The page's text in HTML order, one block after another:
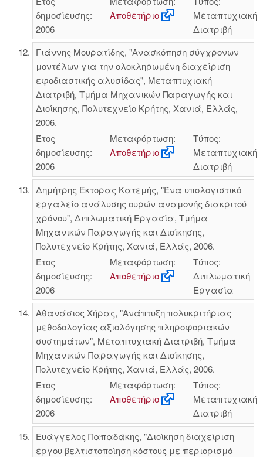
δημοσίευσης:
2006
Αποθετήριο
Μεταπτυχιακή
Διατριβή
Γιάννης Μουρατίδης, "Ανασκόπηση σύγχρονων
μοντέλων για την ολοκληρωμένη διαχείριση
εφοδιαστικής αλυσίδας", Μεταπτυχιακή
Διατριβή, Τμήμα Μηχανικών Παραγωγής και
Διοίκησης, Πολυτεχνείο Κρήτης, Χανιά, Ελλάς,
2006.
Έτος
δημοσίευσης:
2006
Μεταφόρτωση:
Αποθετήριο
Τύπος:
Μεταπτυχιακή
Διατριβή
Δημήτρης Έκτορας Κατεμής, "Ένα υπολογιστικό
εργαλείο ανάλυσης ουρών αναμονής διακριτού
χρόνου", Διπλωματική Εργασία, Τμήμα
Μηχανικών Παραγωγής και Διοίκησης,
Πολυτεχνείο Κρήτης, Χανιά, Ελλάς, 2006.
Έτος
δημοσίευσης:
2006
Μεταφόρτωση:
Αποθετήριο
Τύπος:
Διπλωματική
Εργασία
Αθανάσιος Χήρας, "Ανάπτυξη πολυκριτήριας
μεθοδολογίας αξιολόγησης πληροφοριακών
συστημάτων", Μεταπτυχιακή Διατριβή, Τμήμα
Μηχανικών Παραγωγής και Διοίκησης,
Πολυτεχνείο Κρήτης, Χανιά, Ελλάς, 2006.
Έτος
δημοσίευσης:
2006
Μεταφόρτωση:
Αποθετήριο
Τύπος:
Μεταπτυχιακή
Διατριβή
Ευάγγελος Παπαδάκης, "Διοίκηση διαχείριση
έργου βελτιστοποίηση κόστους με περιορισμό